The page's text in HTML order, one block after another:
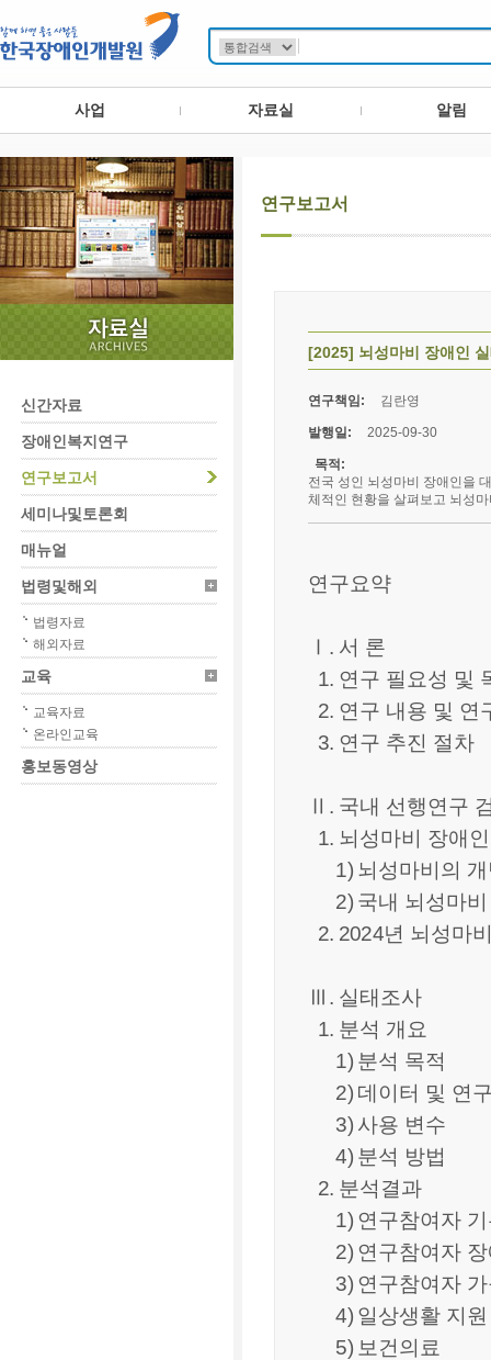
사업 자료실 알림
신간자료
장애인복지연구
연구보고서
세미나및토론회
매뉴얼
법령및해외
법령자료
해외자료
교육
교육자료
온라인교육
홍보동영상
연구보고서
[2025] 뇌성마비 장애인
연구책임: 김란영
발행일: 2025-09-30
목적:
전국 성인 뇌성마비 장애인을
체적인 현황을 살펴보고 뇌성
연구요약
Ⅰ . 서 론
1. 연구 필요성 및
2. 연구 내용 및 연
3. 연구 추진 절차
Ⅱ . 국내 선행연구
1. 뇌성마비 장애
1) 뇌성마비의
2) 국내 뇌성마
2. 2024년 뇌성마
Ⅲ . 실태조사
1. 분석 개요
1) 분석 목적
2) 데이터 및 연
3) 사용 변수
4) 분석 방법
2. 분석결과
1) 연구참여자
2) 연구참여자
3) 연구참여자
4) 일상생활 지
5) 보건의료